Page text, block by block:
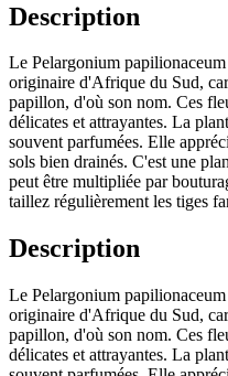
Description
Le Pelargonium
originaire d'Afrique du Sud,
papillon, d'où son nom. Ces
délicates et attrayantes. La
souvent parfumées. Elle
sols bien drainés. C'est une
peut être multipliée par
taillez régulièrement les tiges
Description
Le Pelargonium
originaire d'Afrique du Sud,
papillon, d'où son nom. Ces
délicates et attrayantes. La